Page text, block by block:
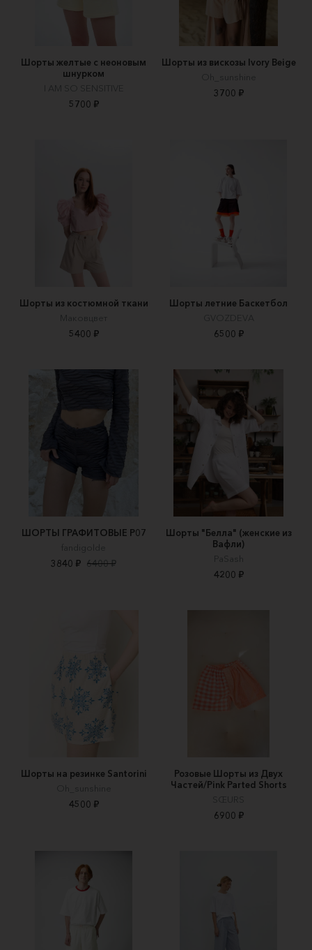
Шорты желтые с неоновым
шнурком
I AM SO SENSITIVE
5700 ₽
Шорты из вискозы Ivory Beige
Oh_sunshine
3700 ₽
Шорты из костюмной ткани
Маковцвет
5400 ₽
Шорты летние Баскетбол
GVOZDEVA
6500 ₽
ШОРТЫ ГРАФИТОВЫЕ P07
fandigolde
3840 ₽ 6400 ₽
Шорты "Белла" (женские из
Вафли)
PaSash
4200 ₽
Шорты на резинке Santorini
Oh_sunshine
4500 ₽
Розовые Шорты из Двух
Частей/Pink Parted Shorts
SŒURS
6900 ₽